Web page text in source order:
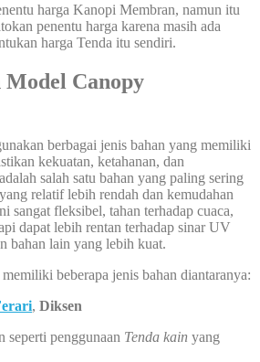
harga Kanopi Membran, namun itu
penentu harga karena masih ada
harga Tenda itu sendiri.
Model Canopy
berbagai jenis bahan yang memiliki
kekuatan, ketahanan, dan
salah satu bahan yang paling sering
relatif lebih rendah dan kemudahan
sangat fleksibel, tahan terhadap cuaca,
dapat lebih rentan terhadap sinar UV
bahan lain yang lebih kuat.
beberapa jenis bahan diantaranya:
, Diksen
seperti penggunaan Tenda kain yang